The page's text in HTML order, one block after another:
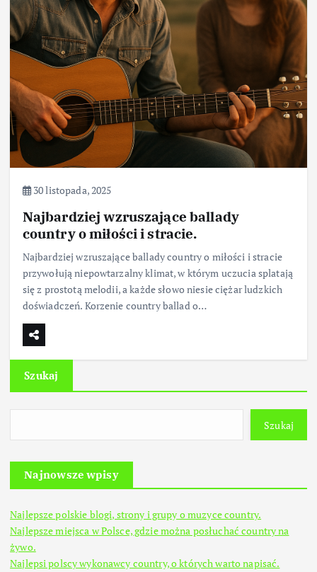
30 listopada, 2025
Najbardziej wzruszające ballady
country o miłości i stracie.
Najbardziej wzruszające ballady country o miłości i stracie
przywołują niepowtarzalny klimat, w którym uczucia splatają
się z prostotą melodii, a każde słowo niesie ciężar ludzkich
doświadczeń. Korzenie country ballad o…
Szukaj
Szukaj
Najnowsze wpisy
Najlepsze polskie blogi, strony i grupy o muzyce country.
Najlepsze miejsca w Polsce, gdzie można posłuchać country na
żywo.
Najlepsi polscy wykonawcy country, o których warto napisać.